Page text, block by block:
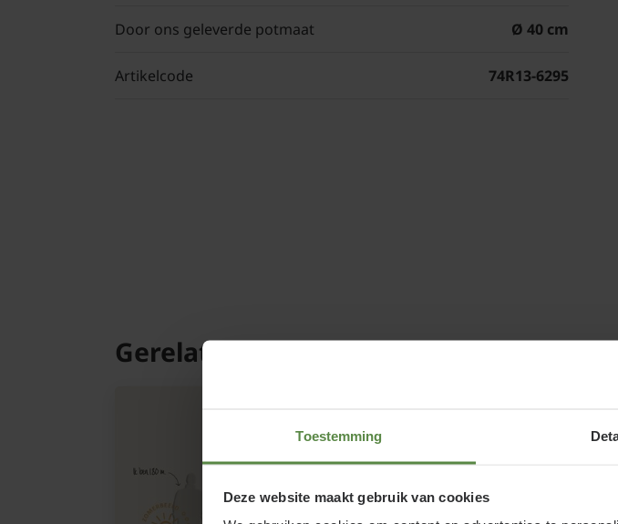
Toestemming
Deze website maakt gebruik van cookies
Door ons geleverde potmaat Ø 40 cm
Artikelcode 74R13-6295
Gerelateerde producten